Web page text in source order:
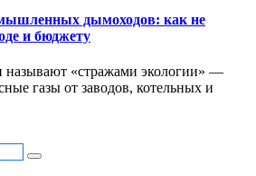
дымоходов: как не
и бюджету
называют «стражами экологии» —
газы от заводов, котельных и